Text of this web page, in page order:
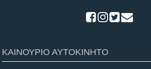
ΚΑΙΝΟΥΡΙΟ ΑΥΤΟΚΙΝΗΤΟ